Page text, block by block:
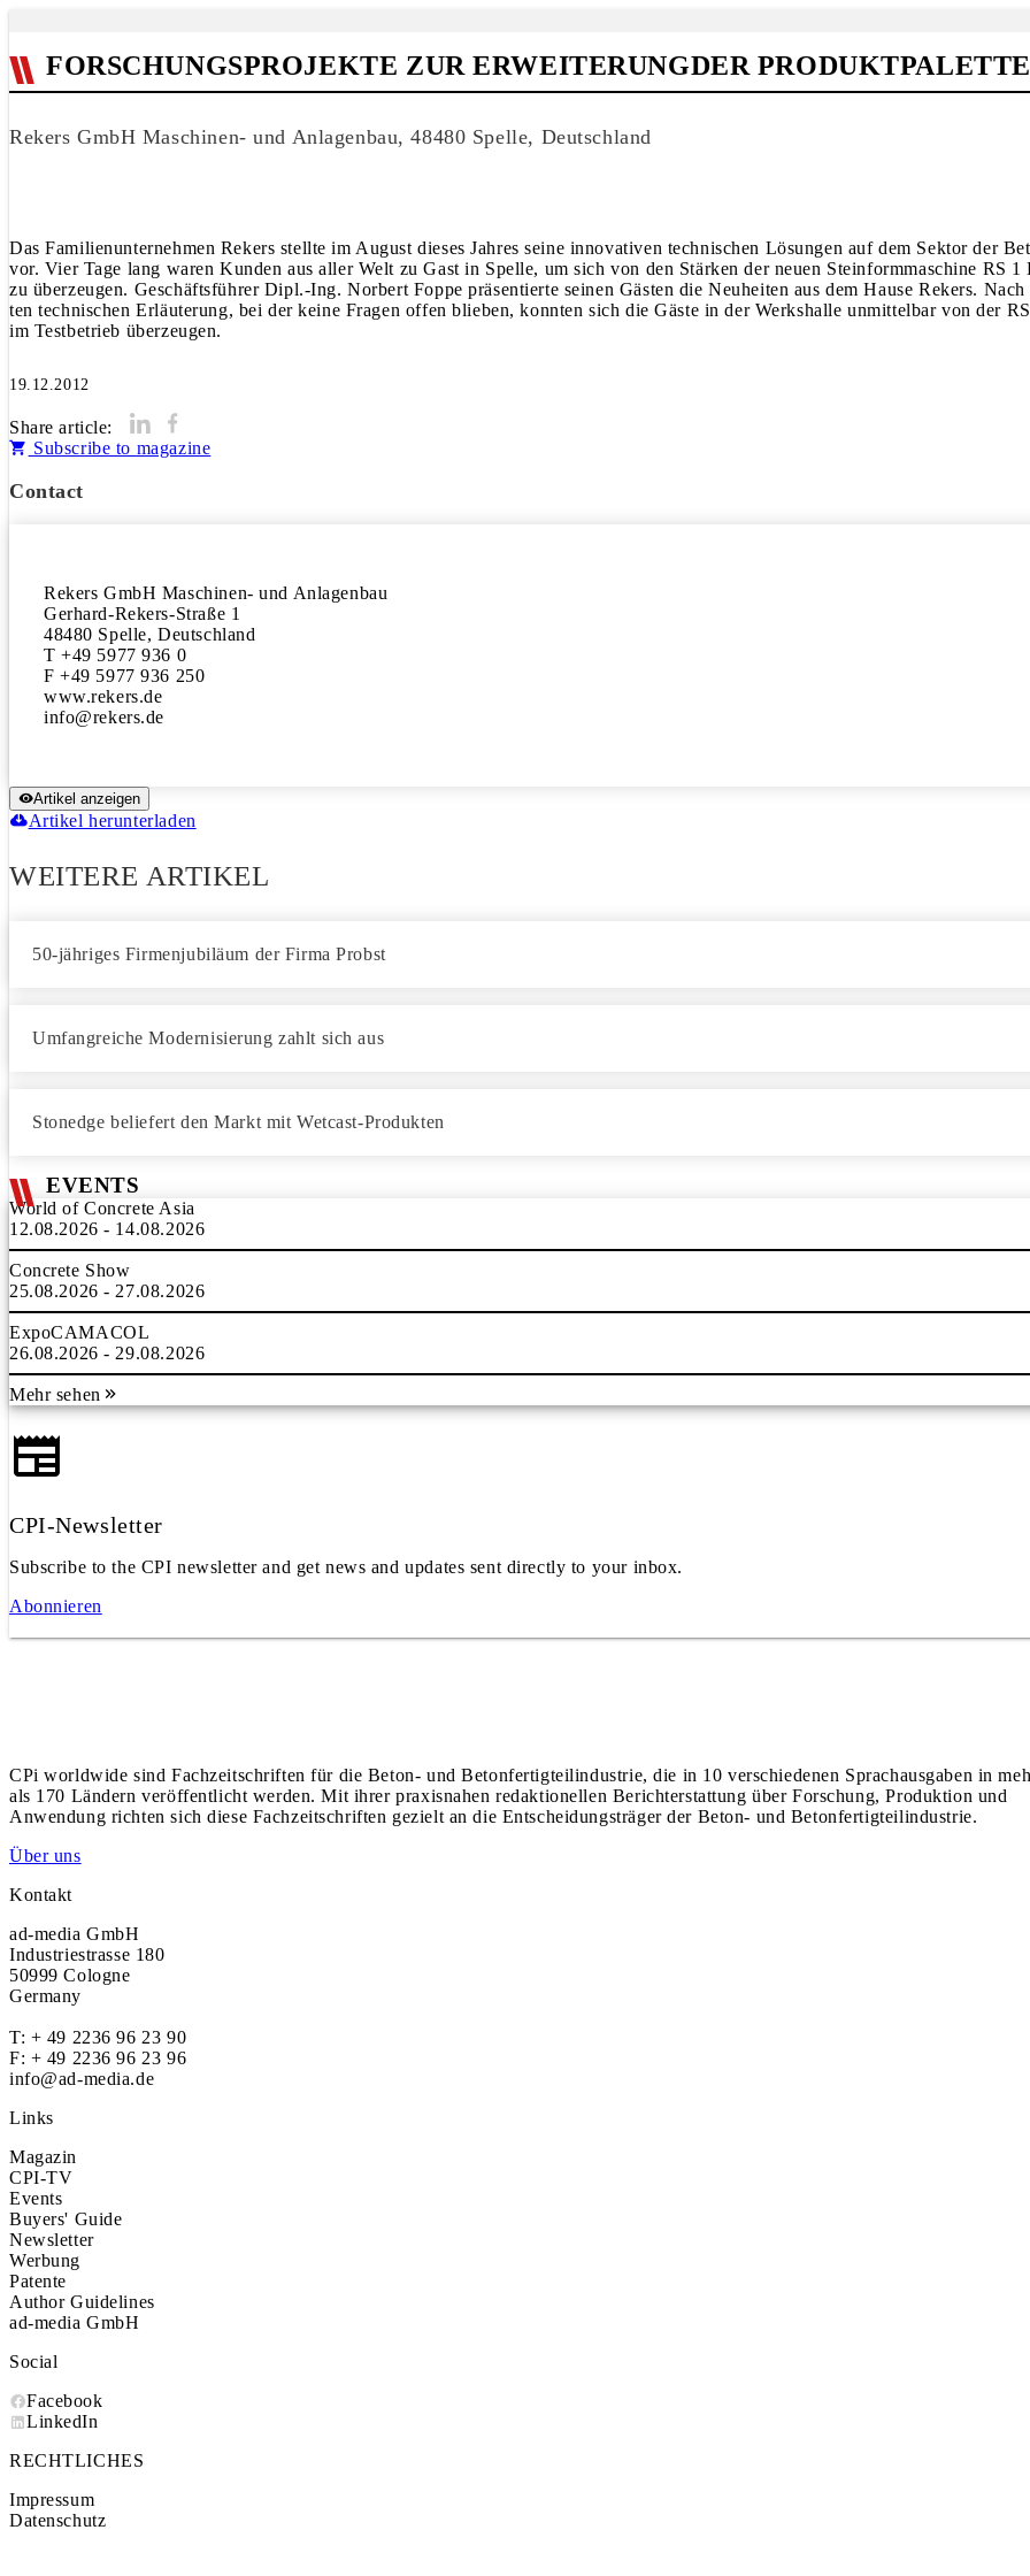
FORSCHUNGSPROJEKTE ZUR ERWEITERUNGDER
Rekers GmbH Maschinen- und Anlagenbau, 48480 Spelle, Deutschland
Das Familienunternehmen Rekers stellte im August dieses Jahres seine innovativen technischen Lösungen auf dem Sektor der
vor. Vier Tage lang waren Kunden aus aller Welt zu Gast in Spelle, um sich von den Stärken der neuen Steinformmaschine RS
zu überzeugen. Geschäftsführer Dipl.-Ing. Norbert Foppe präsentierte seinen Gästen die Neuheiten aus dem Hause Rekers.
ten technischen Erläuterung, bei der keine Fragen offen blieben, konnten sich die Gäste in der Werkshalle unmittelbar von der
im Testbetrieb überzeugen.
19.12.2012
Share article:
Subscribe to magazine
Contact
Rekers GmbH Maschinen- und Anlagenbau
Gerhard-Rekers-Straße 1
48480 Spelle, Deutschland
T +49 5977 936 0
F +49 5977 936 250
www.rekers.de
Artikel anzeigen
Artikel herunterladen
WEITERE ARTIKEL
50-jähriges Firmenjubiläum der Firma Probst
Umfangreiche Modernisierung zahlt sich aus
Stonedge beliefert den Markt mit Wetcast-Produkten
EVENTS
World of Concrete Asia
12.08.2026 - 14.08.2026
Concrete Show
25.08.2026 - 27.08.2026
ExpoCAMACOL
26.08.2026 - 29.08.2026
Mehr sehen
CPI-Newsletter
Subscribe to the CPI newsletter and get news and updates sent directly to your inbox.
Abonnieren
CPi worldwide sind Fachzeitschriften für die Beton- und Betonfertigteilindustrie, die in 10 verschiedenen Sprachausgaben in
als 170 Ländern veröffentlicht werden. Mit ihrer praxisnahen redaktionellen Berichterstattung über Forschung, Produktion und
Anwendung richten sich diese Fachzeitschriften gezielt an die Entscheidungsträger der Beton- und Betonfertigteilindustrie.
Über uns
Kontakt
ad-media GmbH
Industriestrasse 180
50999 Cologne
Germany
T: + 49 2236 96 23 90
F: + 49 2236 96 23 96
info@ad-media.de
Links
Magazin
CPI-TV
Events
Buyers' Guide
Newsletter
Werbung
Patente
Author Guidelines
ad-media GmbH
Social
Facebook
LinkedIn
RECHTLICHES
Impressum
Datenschutz